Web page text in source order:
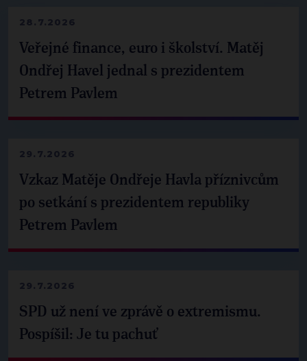
28.7.2026
Veřejné finance, euro i školství. Matěj
Ondřej Havel jednal s prezidentem
Petrem Pavlem
29.7.2026
Vzkaz Matěje Ondřeje Havla příznivcům
po setkání s prezidentem republiky
Petrem Pavlem
29.7.2026
SPD už není ve zprávě o extremismu.
Pospíšil: Je tu pachuť